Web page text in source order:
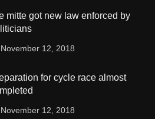
mitte got new law enforced by
November 12, 2018
for cycle race almost
November 12, 2018